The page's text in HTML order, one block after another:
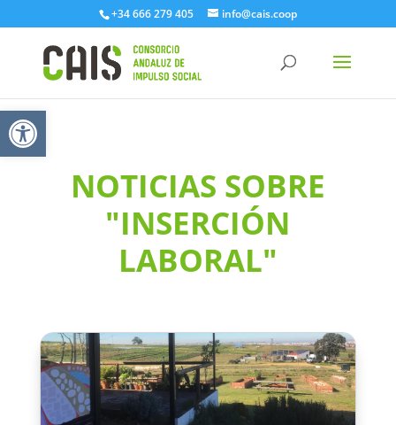
Abrir barra de herramientas
+34 666 279 405 info@cais.coop
NOTICIAS SOBRE
"INSERCIÓN
LABORAL"